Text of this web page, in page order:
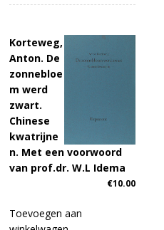
Korteweg,
Anton. De
zonnebloe
m werd
zwart.
Chinese
kwatrijne
n. Met een voorwoord
van prof.dr. W.L Idema
€10.00
Toevoegen aan